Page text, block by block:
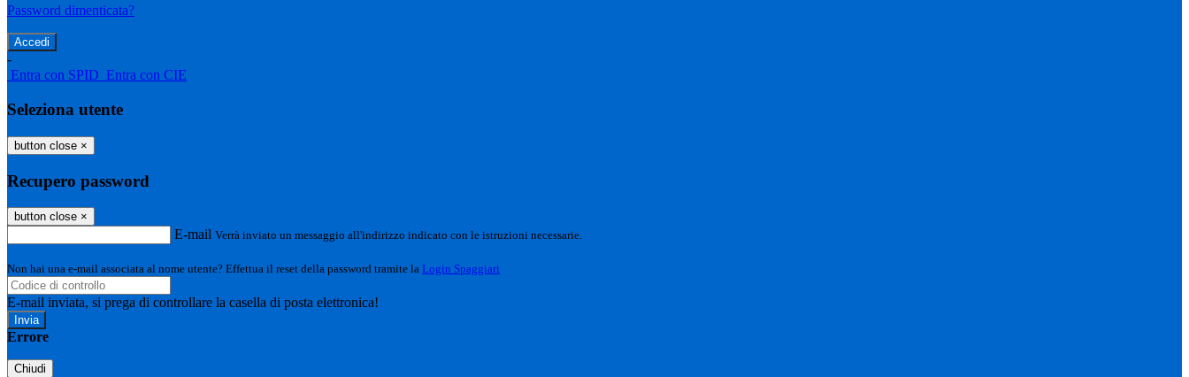
Password dimenticata?
-
Entra con SPID Entra con CIE
Seleziona utente
button close ×
Recupero password
button close ×
E-mail Verrà inviato un messaggio all'indirizzo indicato con le istruzioni necessarie.
Non hai una e-mail associata al nome utente? Effettua il reset della password tramite la Login Spaggiari
E-mail inviata, si prega di controllare la casella di posta elettronica!
Errore
Chiudi